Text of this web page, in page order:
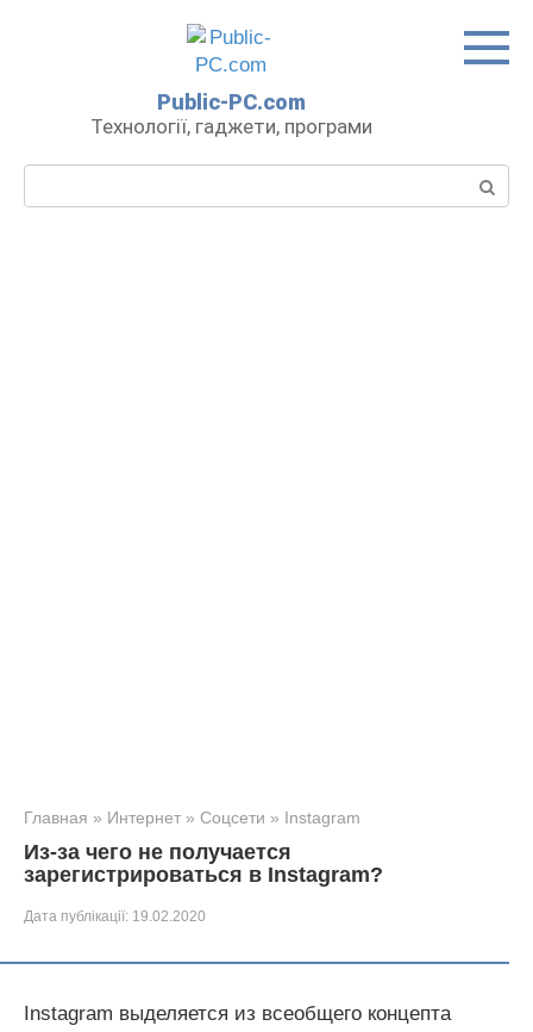
Public-PC.com
Технології, гаджети, програми
Главная » Интернет » Соцсети » Instagram
Из-за чего не получается
зарегистрироваться в Instagram?
Дата публікації: 19.02.2020
Instagram выделяется из всеобщего концепта